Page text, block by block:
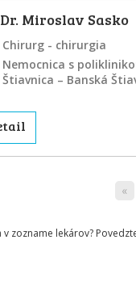
Miroslav Sasko
Chirurg - chirurgia
Nemocnica s
Štiavnica – Banská
«
v zozname lekárov?